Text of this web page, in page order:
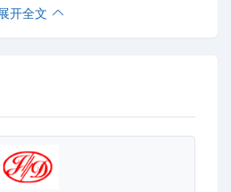
断壮大，几经变化，现改为江西省
陶瓷、金属、塑料填料、塔内
多个产品。年生产能力达到3500
工设计院，天津大学，西安有色冶
设计院，化二院的技术支持，为用
展开全文